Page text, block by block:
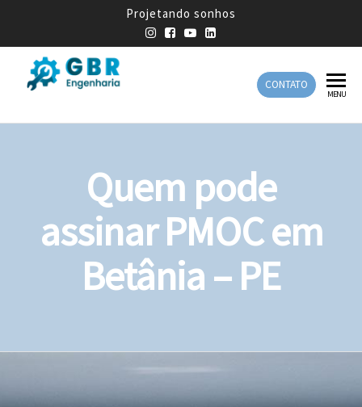
Projetando sonhos
Engenharia
Engenharia
CONTATO
MENU
Quem pode
assinar PMOC em
Betânia – PE